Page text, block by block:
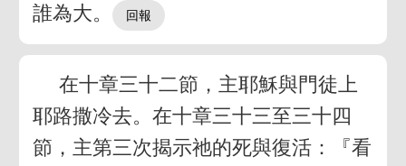
誰為大。
在十章三十二節，主耶穌與門徒上
耶路撒冷去。在十章三十三至三十四
節，主第三次揭示祂的死與復活：『看